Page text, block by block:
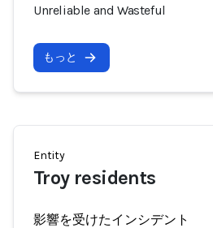
Unreliable and Wasteful
もっと
Entity
Troy residents
影響を受けたインシデント